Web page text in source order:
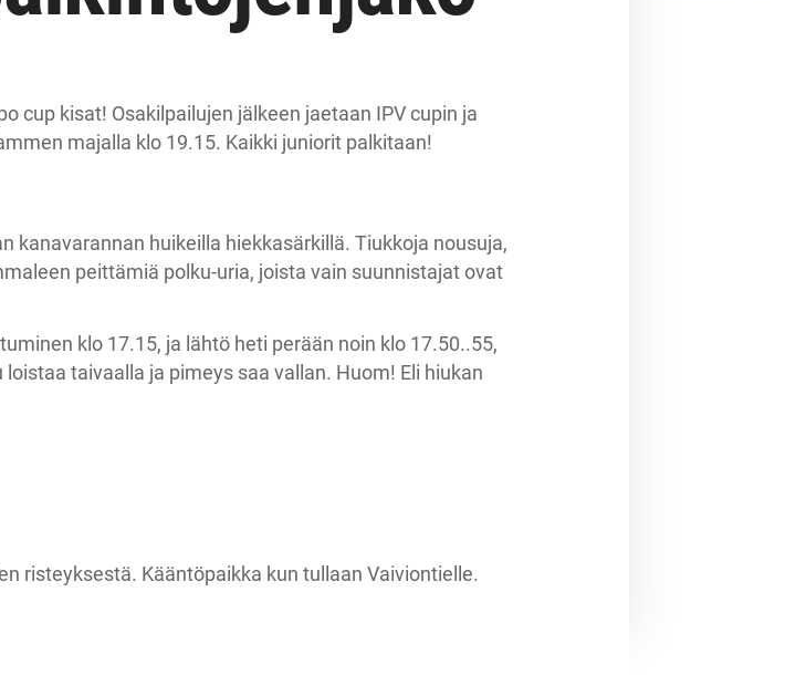
cup kisat! Osakilpailujen jälkeen jaetaan IPV cupin ja
majalla klo 19.15. Kaikki juniorit palkitaan!
kanavarannan huikeilla hiekkasärkillä. Tiukkoja nousuja,
peittämiä polku-uria, joista vain suunnistajat ovat
klo 17.15, ja lähtö heti perään noin klo 17.50..55,
taivaalla ja pimeys saa vallan. Huom! Eli hiukan
risteyksestä. Kääntöpaikka kun tullaan Vaiviontielle.